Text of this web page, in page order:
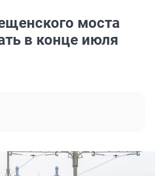
моста
в конце июля